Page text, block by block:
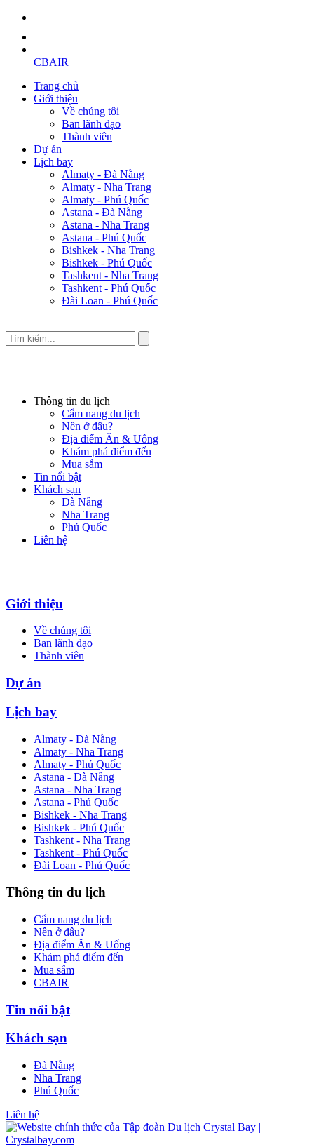
CBAIR
Trang chủ
Giới thiệu
Về chúng tôi
Ban lãnh đạo
Thành viên
Dự án
Lịch bay
Almaty - Đà Nẵng
Almaty - Nha Trang
Almaty - Phú Quốc
Astana - Đà Nẵng
Astana - Nha Trang
Astana - Phú Quốc
Bishkek - Nha Trang
Bishkek - Phú Quốc
Tashkent - Nha Trang
Tashkent - Phú Quốc
Đài Loan - Phú Quốc
Thông tin du lịch
Cẩm nang du lịch
Nên ở đâu?
Địa điểm Ăn & Uống
Khám phá điểm đến
Mua sắm
Tin nổi bật
Khách sạn
Đà Nẵng
Nha Trang
Phú Quốc
Liên hệ
Giới thiệu
Về chúng tôi
Ban lãnh đạo
Thành viên
Dự án
Lịch bay
Almaty - Đà Nẵng
Almaty - Nha Trang
Almaty - Phú Quốc
Astana - Đà Nẵng
Astana - Nha Trang
Astana - Phú Quốc
Bishkek - Nha Trang
Bishkek - Phú Quốc
Tashkent - Nha Trang
Tashkent - Phú Quốc
Đài Loan - Phú Quốc
Thông tin du lịch
Cẩm nang du lịch
Nên ở đâu?
Địa điểm Ăn & Uống
Khám phá điểm đến
Mua sắm
CBAIR
Tin nổi bật
Khách sạn
Đà Nẵng
Nha Trang
Phú Quốc
Liên hệ